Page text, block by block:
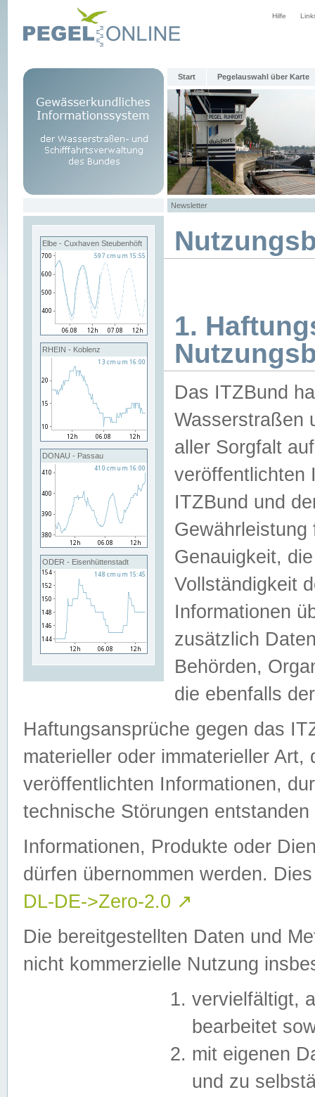
Hilfe
Start Pegelauswahl über Karte
Newsletter
Elbe - Cuxhaven Steubenhöft
RHEIN - Koblenz
DONAU - Passau
ODER - Eisenhüttenstadt
1.
Das ITZBund
Wasserstraßen
aller Sorgfalt
veröffentlichten
ITZBund und
Genauigkeit,
Vollständigkeit
Informationen
zusätzlich
Behörden,
die ebenfalls
Haftungsansprüche gegen das
materieller oder immaterieller
veröffentlichten Informationen,
technische Störungen
Informationen, Produkte oder
dürfen übernommen werden.
DL-DE->Zero-2.0 ↗
Die bereitgestellten Daten und
nicht kommerzielle Nutzung
vervielfältigt,
bearbeitet
mit eigenen
und zu